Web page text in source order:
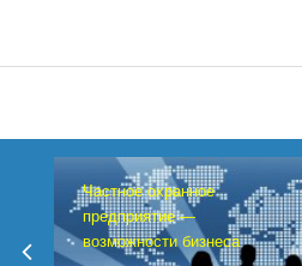
Частное охранное
предприятие —
возможности бизнеса